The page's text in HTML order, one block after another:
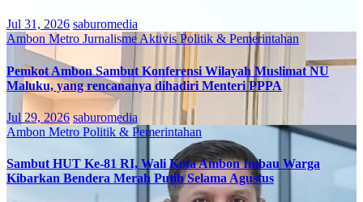
Jul 31, 2026 saburomedia
Ambon Metro Jurnalisme Aktivis Politik & Pemerintahan
Pemkot Ambon Sambut Konferensi Wilayah Muslimat NU
Maluku, yang rencananya dihadiri Menteri PPPA
Jul 29, 2026 saburomedia
Ambon Metro Politik & Pemerintahan
Sambut HUT Ke-81 RI, Wali Kota Ambon Imbau Warga
Kibarkan Bendera Merah Putih Selama Agustus